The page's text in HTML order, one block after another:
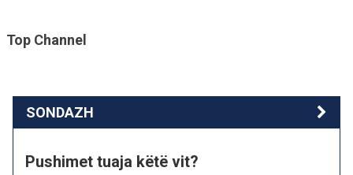
Top Channel
SONDAZH
Pushimet tuaja këtë vit?